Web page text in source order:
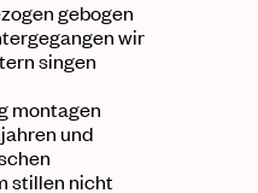
gebogen
wir
singen
montagen
und
stillen nicht